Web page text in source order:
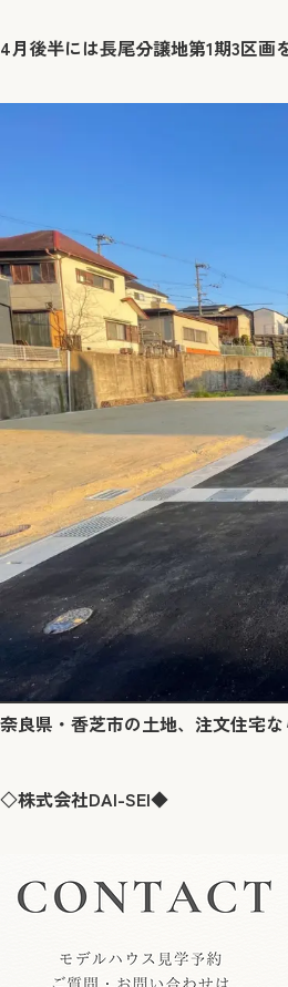
4月後半には長尾分譲地第1期3区画
奈良県・香芝市の土地、注文住宅な
◇株式会社DAI-SEI◆